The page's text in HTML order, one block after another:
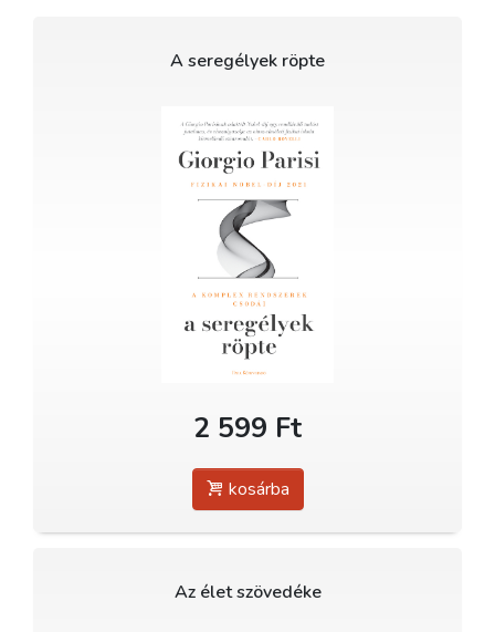
A seregélyek röpte
2 599 Ft
kosárba
Az élet szövedéke